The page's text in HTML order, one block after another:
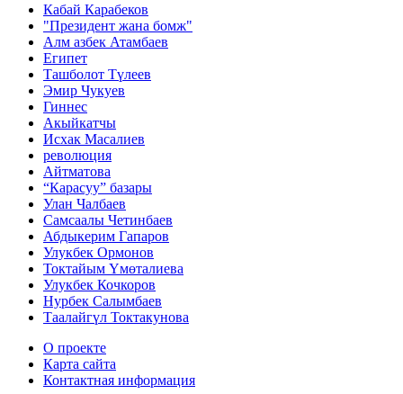
Кабай Карабеков
"Президент жана бомж"
Алм азбек Атамбаев
Египет
Ташболот Түлеев
Эмир Чукуев
Гиннес
Акыйкатчы
Исхак Масалиев
революция
Айтматова
“Карасуу” базары
Улан Чалбаев
Самсаалы Четинбаев
Абдыкерим Гапаров
Улукбек Ормонов
Токтайым Үмөталиева
Улукбек Кочкоров
Нурбек Салымбаев
Таалайгүл Токтакунова
О проекте
Карта сайта
Контактная информация